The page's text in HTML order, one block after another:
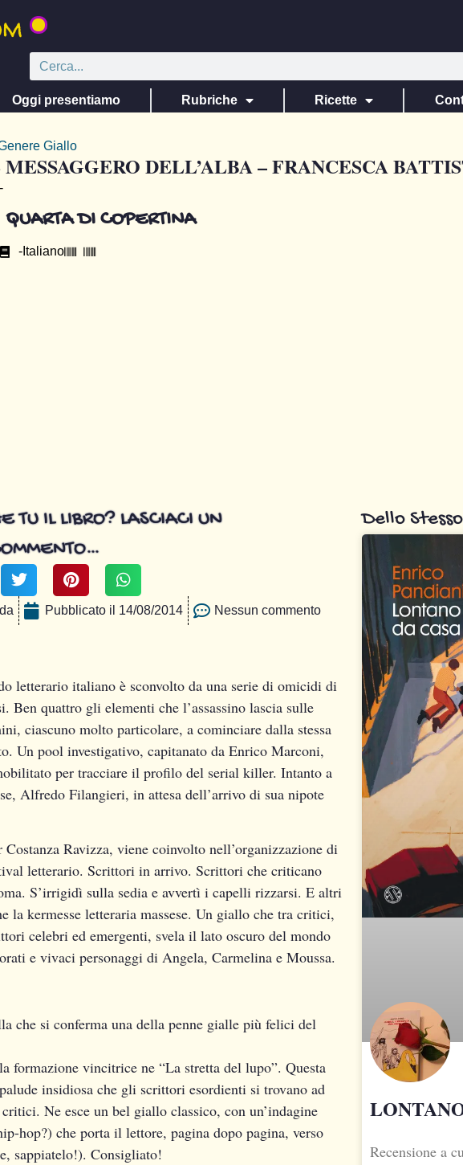
Oggi presentiamo Rubriche Ricette
Giallo
DELL’ALBA – FRANCESCA
-
QUARTA DI COPERTINA
- Italiano
TU IL LIBRO? LASCIACI UN
Pubblicato il 14/08/2014 Nessun commento
letterario italiano è sconvolto da una serie di omicidi di
Ben quattro gli elementi che l’assassino lascia sulle
ciascuno molto particolare, a cominciare dalla stessa
Un pool investigativo, capitanato da Enrico Marconi,
per tracciare il profilo del serial killer. Intanto a
Alfredo Filangieri, in attesa dell’arrivo di sua nipote
Ravizza, viene coinvolto nell’organizzazione di
letterario. Scrittori in arrivo. Scrittori che criticano
S’irrigidì sulla sedia e avvertì i capelli rizzarsi. E altri
la kermesse letteraria massese. Un giallo che tra critici,
celebri ed emergenti, svela il lato oscuro del mondo
e vivaci personaggi di Angela, Carmelina e Moussa.
che si conferma una della penne gialle più felici del
formazione vincitrice ne “La stretta del lupo”. Questa
insidiosa che gli scrittori esordienti si trovano ad
Ne esce un bel giallo classico, con un’indagine
hop?) che porta il lettore, pagina dopo pagina, verso
sappiatelo!). Consigliato!
Dello
Recensione a